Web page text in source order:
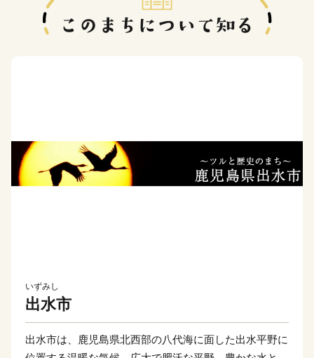
いずみし
出水市
出水市は、鹿児島県北西部の八代海に面した出水平野に